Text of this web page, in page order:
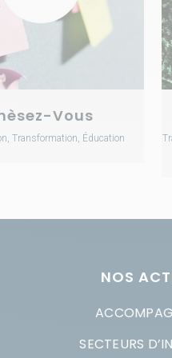
Vous
Transformation, Éducation
NOS
SECTEURS